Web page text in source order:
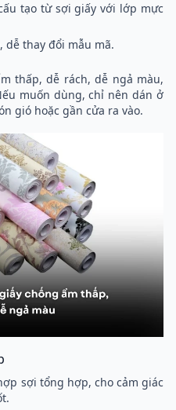
tạo từ sợi giấy với lớp mực
dễ thay đổi mẫu mã.
thấp, dễ rách, dễ ngả màu,
muốn dùng, chỉ nên dán ở
gió hoặc gần cửa ra vào.
sợi tổng hợp, cho cảm giác